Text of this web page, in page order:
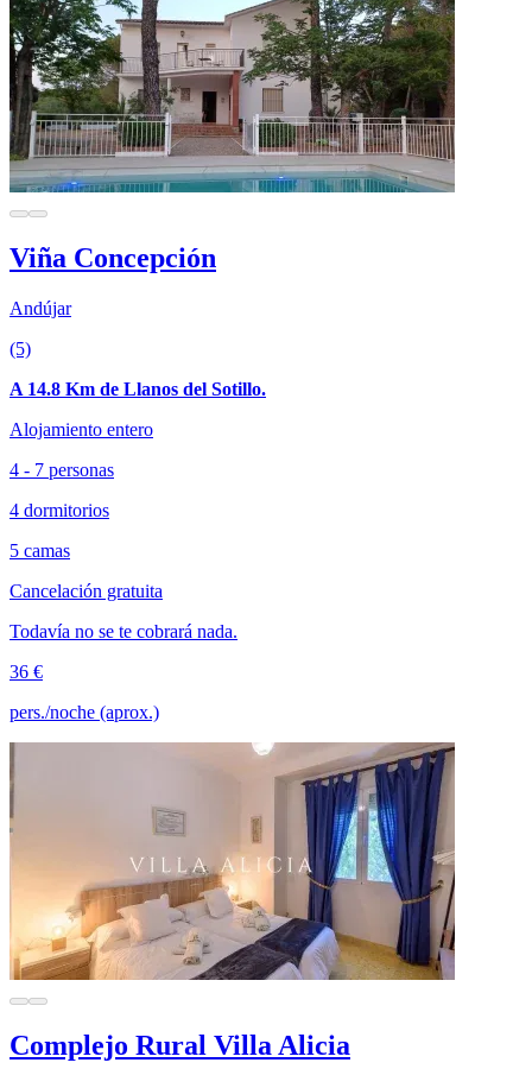
Viña Concepción
Andújar
(5)
A 14.8 Km de Llanos del Sotillo.
Alojamiento entero
4 - 7 personas
4 dormitorios
5 camas
Cancelación gratuita
Todavía no se te cobrará nada.
36 €
pers./noche (aprox.)
Complejo Rural Villa Alicia